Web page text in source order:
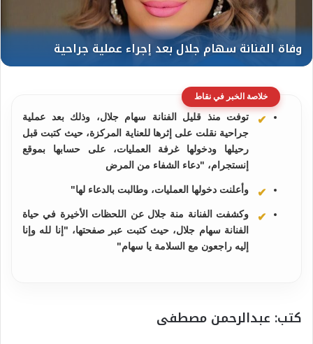
خلاصة الخبر في نقاط
توفت منذ قليل الفنانة سهام جلال، وذلك بعد عملية
جراحية نقلت على إثرها للعناية المركزة، حيث كتبت قبل
رحيلها ودخولها غرفة العمليات، على حسابها بموقع
إنستجرام، "دعاء الشفاء من المرض
وأعلنت دخولها العمليات، وطالبت بالدعاء لها"
وكشفت الفنانة منة جلال عن اللحظات الأخيرة في حياة
الفنانة سهام جلال، حيث كتبت عبر صفحتها، "إنا لله وإنا
إليه راجعون مع السلامة يا سهام"
كتب: عبدالرحمن مصطفى